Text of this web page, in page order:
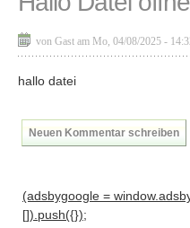
Willhelm Tell
Effi Briest
Emilia Galotti
1. Weltkrieg Zusammenfassung
Weimarer Republik
Woyzeck
von Gast am Mo, 04/08/2025 -
hallo datei
Neuen Kommentar schreiben
(adsbygoogle =
[]).push({});